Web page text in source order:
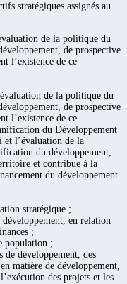
stratégiques assignés au
de la politique du
de prospective
l’existence de ce
de la politique du
de prospective
l’existence de ce
du Développement
et l’évaluation de la
du développement,
et contribue à la
du développement.
stratégique ;
en relation
;
population ;
de développement, des
matière de développement,
des projets et les